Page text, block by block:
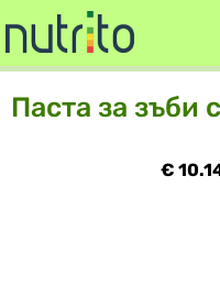
Паста за зъби
€